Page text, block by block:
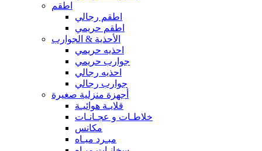
اطقم
اطقم رجالي
اطقم حريمي
الأحذية & الجوارب
احذيه حريمي
جوارب حريمي
احذيه رجالي
جوارب رجالي
أجهزة منزلية صغيرة
قلايـة هوائيـة
خلاطـات و عجـانـات
مكانس
مبـرد ميـاه